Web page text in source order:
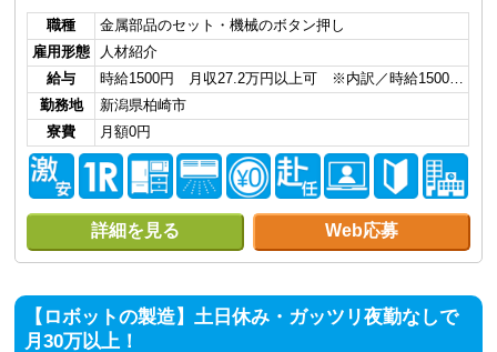
職種
金属部品のセット・機械のボタン押し
雇用形態
人材紹介
給与
時給1500円 月収27.2万円以上可 ※内訳／時給1500…
勤務地
新潟県柏崎市
寮費
月額0円
詳細を見る Web応募
【ロボットの製造】土日休み・ガッツリ夜勤なしで
月30万以上！